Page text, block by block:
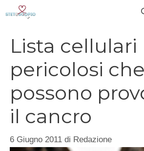
Lista cellulari
pericolosi che
possono
il cancro
6 Giugno 2011 di Redazione